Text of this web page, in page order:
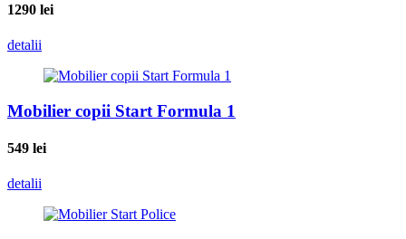
1290 lei
detalii
Mobilier copii Start Formula 1
549 lei
detalii